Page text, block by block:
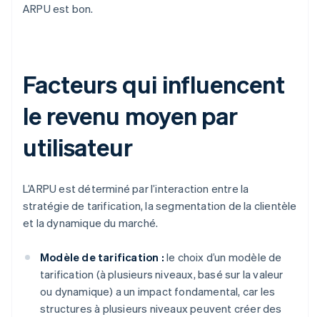
ARPU est bon.
Facteurs qui influencent
le revenu moyen par
utilisateur
L’ARPU est déterminé par l’interaction entre la
stratégie de tarification, la segmentation de la clientèle
et la dynamique du marché.
Modèle de tarification : le choix d’un modèle de
tarification (à plusieurs niveaux, basé sur la valeur
ou dynamique) a un impact fondamental, car les
structures à plusieurs niveaux peuvent créer des